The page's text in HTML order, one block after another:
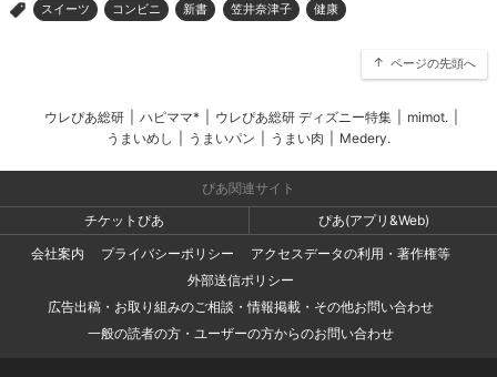
> スイーツ コンビニ 新書 笠井奈津子 健康
ページの先頭へ
ウレぴあ総研 ハピママ* ウレぴあ総研 ディズニー特集 mimot.
うまいめし
うまいパン うまい肉 Medery.
ぴあ関連サイト
チケットぴあ
ぴあ(アプリ&Web)
会社案内
プライバシーポリシー
アクセスデータの利用・著作権等
外部送信ポリシー
広告出稿・お取り組みのご相談・情報掲載・その他お問い合わせ
一般の読者の方・ユーザーの方からのお問い合わせ